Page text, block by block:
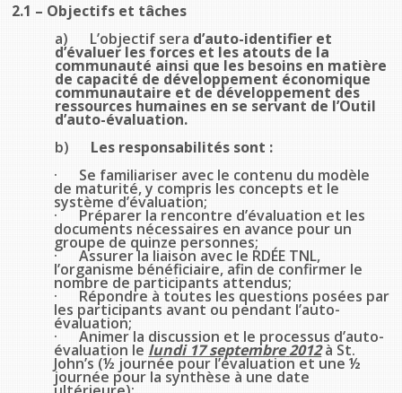
Joseph Kayumba
Dominic Demers
Yulia Kudryakova
2.1 – Objectifs et tâches
a) L’objectif sera d’auto-identifier et
d’évaluer les forces et les atouts de la
communauté ainsi que les besoins en matière
de capacité de développement économique
communautaire et de développement des
ressources humaines en se servant de l’Outil
d’auto-évaluation.
b) Les responsabilités sont :
· Se familiariser avec le contenu du modèle
de maturité, y compris les concepts et le
système d’évaluation;
· Préparer la rencontre d’évaluation et les
documents nécessaires en avance pour un
groupe de quinze personnes;
· Assurer la liaison avec le RDÉE TNL,
l’organisme bénéficiaire, afin de confirmer le
nombre de participants attendus;
· Répondre à toutes les questions posées par
les participants avant ou pendant l’auto-
évaluation;
· Animer la discussion et le processus d’auto-
évaluation le lundi 17 septembre2012à St.
John’s (½ journée pour l’évaluation et une ½
journée pour la synthèse à une date